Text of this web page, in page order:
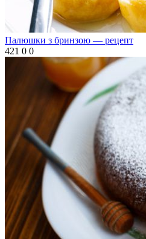
Палюшки з бринзою — рецепт
421 0 0